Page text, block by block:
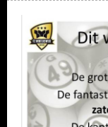
JEUGD
SENIOREN
SPONSOREN